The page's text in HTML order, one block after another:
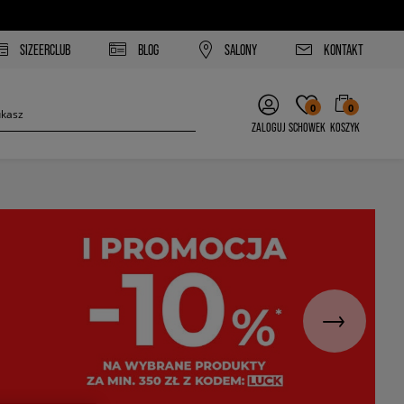
SIZEERCLUB BLOG SALONY KONTAKT
ZALOGUJ
0
SCHOWEK
0
KOSZYK